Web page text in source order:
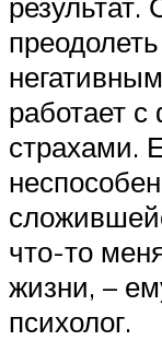
работает
страхами.
что-то
жизни, –
психолог.